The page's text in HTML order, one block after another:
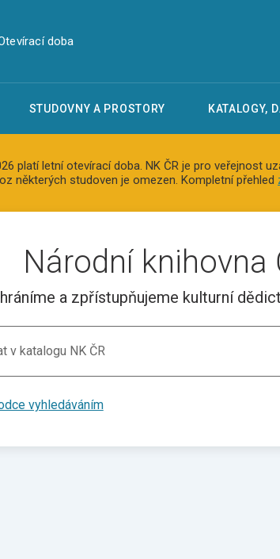
doba
STUDOVNY A PROSTORY KATALOGY,
platí letní otevírací doba. NK ČR je pro veřejnost
některých studoven je omezen. Kompletní přehled
Národní knihovna
a zpřístupňujeme kulturní
vyhledáváním